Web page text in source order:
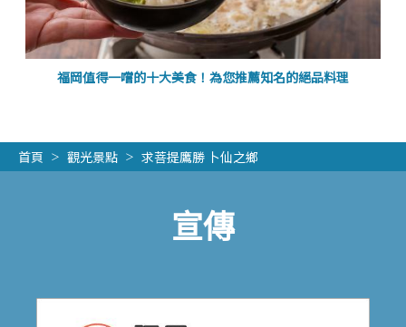
福岡值得一嚐的十大美食！為您推薦知名的絕品料理
首頁 觀光景點 求菩提鷹勝 卜仙之鄉
宣傳